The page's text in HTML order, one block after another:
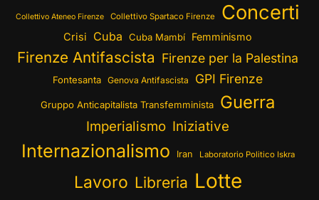
Collettivo Ateneo Firenze Collettivo Spartaco Firenze Concerti
Crisi Cuba Cuba Mambí Femminismo
Firenze Antifascista Firenze per la Palestina
Fontesanta Genova Antifascista GPI Firenze
Gruppo Anticapitalista Transfemminista Guerra
Imperialismo Iniziative
Internazionalismo Iran Laboratorio Politico Iskra
Lavoro Libreria Lotte